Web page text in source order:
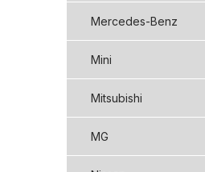
Mercedes-Benz
Mini
Mitsubishi
MG